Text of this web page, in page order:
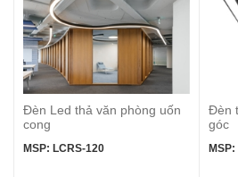
Đèn Led thả văn phòng uốn
cong
MSP: LCRS-120
Đèn
góc